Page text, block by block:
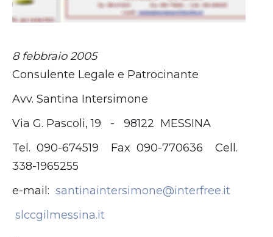
8 febbraio 2005
Consulente Legale e Patrocinante
Avv. Santina Intersimone
Via G. Pascoli, 19 - 98122 MESSINA
Tel. 090-674519 Fax 090-770636 Cell.
338-1965255
e-mail: santinaintersimone@interfree.it
slccgilmessina.it